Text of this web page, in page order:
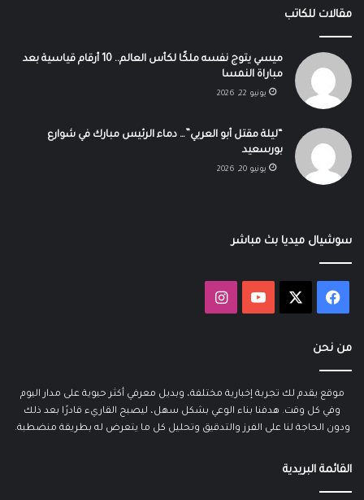
مقالات للكاتب
ميسي يتوج نفسه ملكًا لكأس العالم.. 10 أرقام قياسية بعد
مباراة النمسا
يونيو 22, 2026
“ليلة مقتل أبو العربي”… دماء الرئيس مبارك في شوارع
بورسعيد
يونيو 20, 2026
سوشيال ميديا بث مباشر
فيسبوك ‫YouTubeانستقرام
من نحن
موقع يقدم لك تجربة إخبارية مختلفة، وبديل معرفي أكثر حيوية على مدار اليوم
وفي كل وقت. هدفنا بناء الوعي بشكل سهل، ليصبح القاريء قادرًا بعد ذلك
ودون الحاجة لنا على الفرز والتدقيق وتحليل كل ما يتعرض له بطريقة منضطبة.
القائمة البريدية